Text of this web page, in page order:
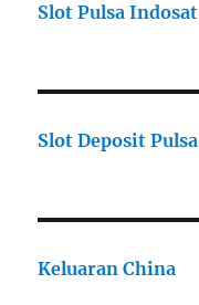
Slot Pulsa Indosat
Slot Deposit Pulsa
Keluaran China